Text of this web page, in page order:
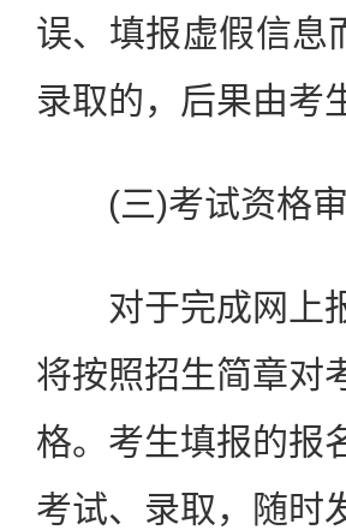
误、填报虚假信息
录取的，后果由考
(三)考试资格
对于完成网上报
将按照招生简章对
格。考生填报的报
考试、录取，随时